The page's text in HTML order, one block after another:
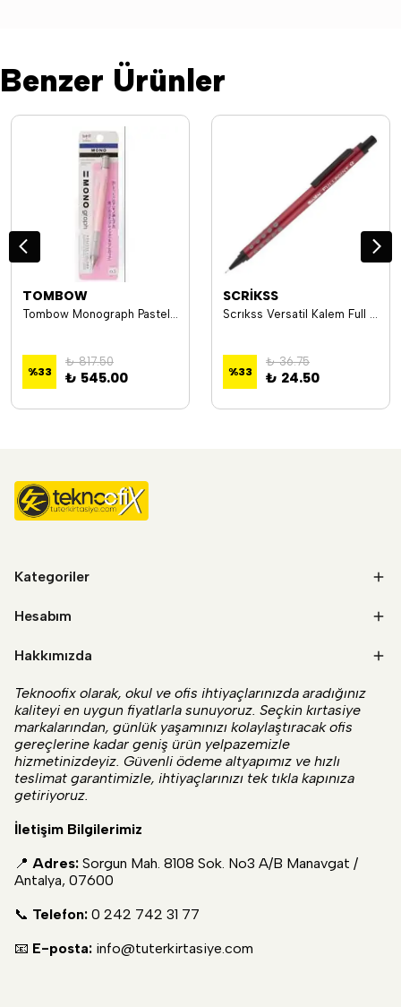
Benzer Ürünler
TOMBOW
Tombow Monograph Pastel Mekanik Kurşun Kalem 0.5 Mm Blisterli Mercan Pembe
%33
₺ 817.50
₺ 545.00
SCRİKSS
Scrıkss Versatil Kalem Full Poınt Black Edıtıon 0.7 Lacivert T0Sdcc7Fpbe03A
%33
₺ 36.75
₺ 24.50
Kategoriler
Hesabım
Hakkımızda
Teknoofix olarak, okul ve ofis ihtiyaçlarınızda aradığınız
kaliteyi en uygun fiyatlarla sunuyoruz. Seçkin kırtasiye
markalarından, günlük yaşamınızı kolaylaştıracak ofis
gereçlerine kadar geniş ürün yelpazemizle
hizmetinizdeyiz. Güvenli ödeme altyapımız ve hızlı
teslimat garantimizle, ihtiyaçlarınızı tek tıkla kapınıza
getiriyoruz.
İletişim Bilgilerimiz
📍 Adres: Sorgun Mah. 8108 Sok. No3 A/B Manavgat /
Antalya, 07600
📞 Telefon: 0 242 742 31 77
📧 E-posta: info@tuterkirtasiye.com